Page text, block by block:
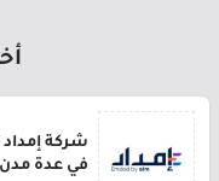
شركة
في عدة مدن